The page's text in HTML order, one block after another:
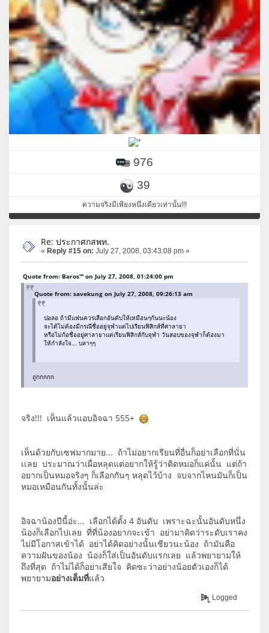
976
39
ความจริงมีเพียงหนึ่งเดียวเท่านั้น!!!
Re: ประกาศกสพท.
« Reply #15 on: July 27, 2008, 03:43:08 pm »
Quote from: Baros™ on July 27, 2008, 01:24:00 pm
Quote from: savekung on July 27, 2008, 09:26:13 am
ปอลอ ถ้ามีแฟนควรเลือกอันดับให้เหมือนๆกันนะน้อง
จะได้ไม่ต้องมีกรณีชื่ออยู่จุฬาแต่ไปเรียนฟิสิกส์ที่ศาลายา
หรือไม่ก้อชื่ออยู่ศาลายาแต่เรียนฟิสิกส์กับจุฬา วันสอบของจุฬาก็ต้องมา
ให้กำลังใจ... บลาๆๆ
ถูกกกกก
จริง!!! เห็นแล้วแอบอิจฉา 555+
เห็นด้วยกับเซฟมากมาย... ถ้าไม่อยากเรียนที่อื่นก็อย่าเลือกที่นั่น
เเลย ประมาณว่าเผื่อหลุดแต่อยากให้รู้ว่าติดหมอก็แค่นั้น แต่ถ้า
อยากเป็นหมอจริงๆ ก็เลือกกันๆ หลุดไว้บ้าง จบจากไหนมันก็เป็น
หมอเหมือนกันทั้งนั้นล่ะ
อิจฉาน้องปีนี้อ่ะ... เลือกได้ตั้ง 4 อันดับ เพราะฉะนั้นอันดับหนึ่ง
น้องก็เลือกไปเลย ที่ที่น้องอยากจะเข้า อย่ามาคิดว่าระดับเราคง
ไม่มีโอกาสเข้าได้ อย่าได้คิดอย่างนั้นเชียวนะน้อง ถ้ามันคือ
ความฝันของน้อง น้องก็ใส่เป็นอันดับแรกเลย แล้วพยายามให้
ถึงที่สุด ถ้าไม่ได้ก็อย่าเสียใจ คิดซะว่าอย่างน้อยตัวเองก็ได้
พยายามอย่างเต็มที่แล้ว
Logged